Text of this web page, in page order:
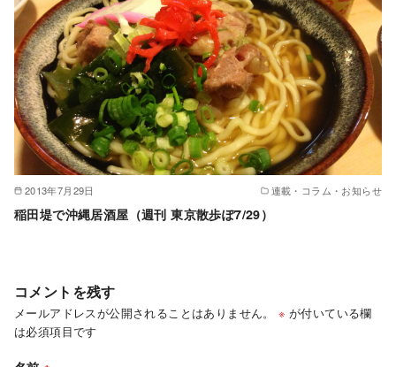
2013年7月29日 連載・コラム・お知らせ
稲田堤で沖縄居酒屋（週刊 東京散歩ぽ7/29）
コメントを残す
メールアドレスが公開されることはありません。 ※ が付いている欄
は必須項目です